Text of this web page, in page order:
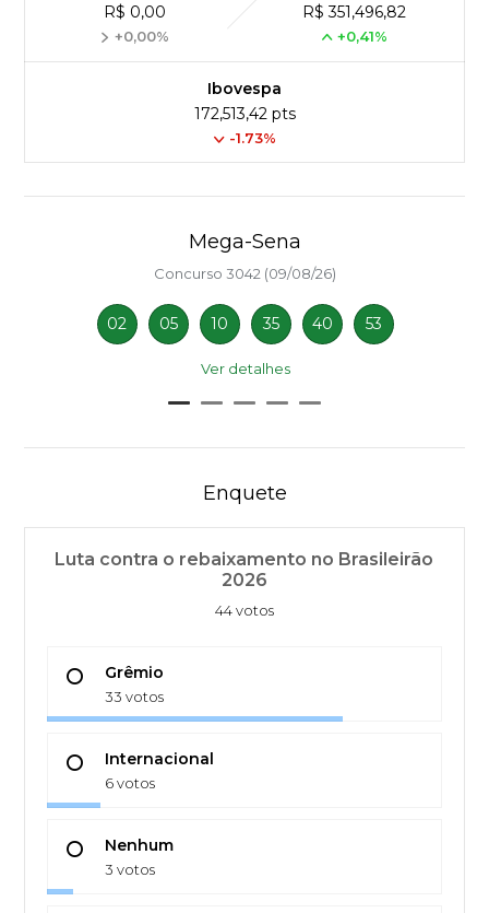
R$ 0,00
+0,00%
R$ 351,496,82
+0,41%
Ibovespa
172,513,42 pts
-1.73%
Mega-Sena
Concurso 3042 (09/08/26)
02 05 10 35 40 53
Ver detalhes
Enquete
Luta contra o rebaixamento no Brasileirão
2026
44 votos
Grêmio
33 votos
Internacional
6 votos
Nenhum
3 votos